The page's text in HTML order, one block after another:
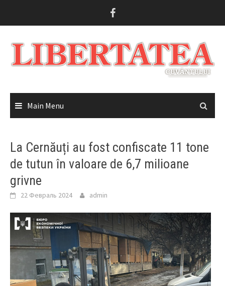
Main Menu
La Cernăuți au fost confiscate 11 tone
de tutun în valoare de 6,7 milioane
grivne
22 Февраль 2024 admin